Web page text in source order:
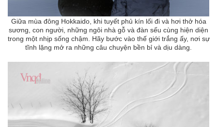
Giữa mùa đông Hokkaido, khi tuyết phủ kín lối đi và hơi thở hóa
sương, con người, những ngôi nhà gỗ và đàn sếu cùng hiện diện
trong một nhịp sống chậm. Hãy bước vào thế giới trắng ấy, nơi sự
tĩnh lặng mở ra những câu chuyện bền bỉ và dịu dàng.